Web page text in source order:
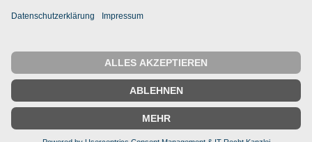
IMPRESSUM DATENSCHUTZ
© 2025 ARAT Spezialhalterungen GmbH
← Zurück Startseite